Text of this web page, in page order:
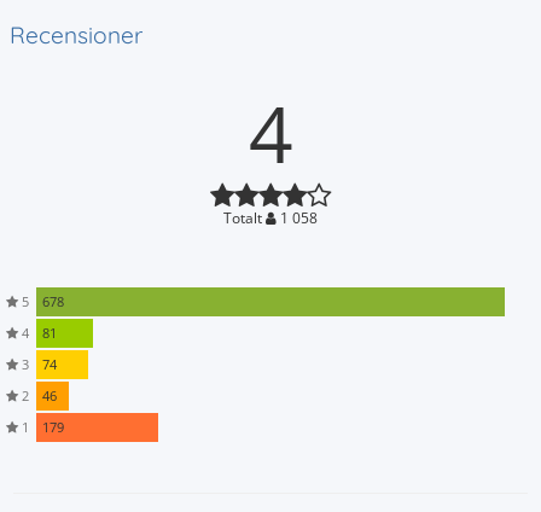
Recensioner
4
Totalt 1 058
5
678
4
81
3
74
2
46
1
179